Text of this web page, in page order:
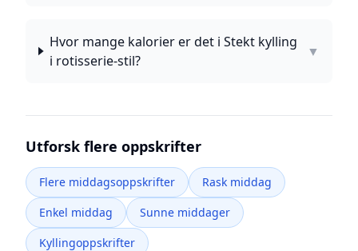
Hvor mange kalorier er det i Stekt kylling
i rotisserie-stil?
▼
Utforsk flere oppskrifter
Flere middagsoppskrifter
Rask middag
Enkel middag
Sunne middager
Kyllingoppskrifter